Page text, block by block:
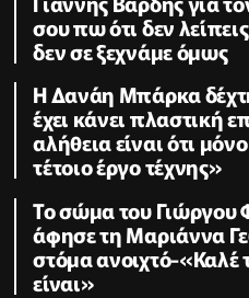
σου πω ότι δεν
δεν σε ξεχνάμε όμως
Η Δανάη Μπάρκα
έχει κάνει πλαστική
αλήθεια είναι ότι
τέτοιο έργο τέχνης»
Το σώμα του Γιώργου
άφησε τη Μαριάννα
στόμα ανοιχτό-«Καλέ
είναι»